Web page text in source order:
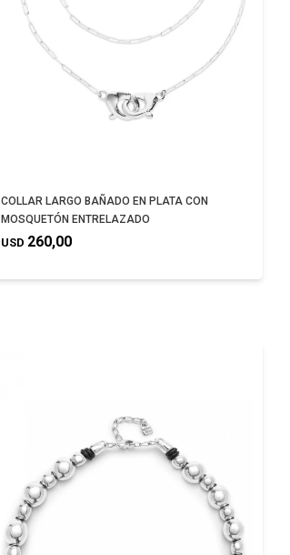
COLLAR LARGO BAÑADO EN PLATA CON
MOSQUETÓN ENTRELAZADO
USD 260,00